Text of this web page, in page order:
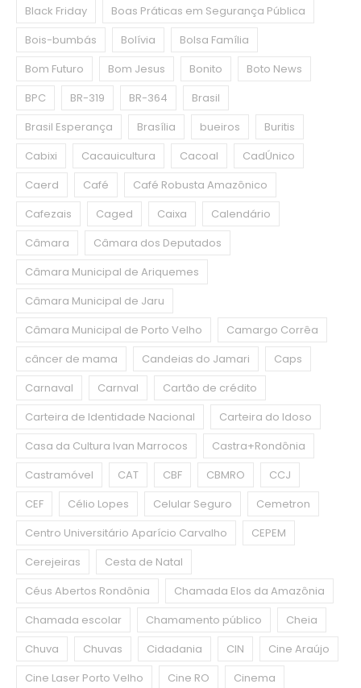
Black Friday
Boas Práticas em Segurança Pública
Bois-bumbás
Bolívia
Bolsa Família
Bom Futuro
Bom Jesus Bonito
Boto News
BPC
BR-319 BR-364
Brasil
Brasil Esperança
Brasília bueiros
Buritis
Cabixi
Cacauicultura Cacoal
CadÚnico
Caerd
Café
Café Robusta Amazônico
Cafezais
Caged Caixa
Calendário
Câmara
Câmara dos Deputados
Câmara Municipal de Ariquemes
Câmara Municipal de Jaru
Câmara Municipal de Porto Velho
Camargo Corrêa
câncer de mama
Candeias do Jamari
Caps
Carnaval
Carnval
Cartão de crédito
Carteira de Identidade Nacional
Carteira do Idoso
Casa da Cultura Ivan Marrocos
Castra+Rondônia
Castramóvel
CAT CBF CBMRO
CCJ
CEF
Célio Lopes Celular Seguro
Cemetron
Centro Universitário Aparício Carvalho
CEPEM
Cerejeiras
Cesta de Natal
Céus Abertos Rondônia
Chamada Elos da Amazônia
Chamada escolar
Chamamento público
Cheia
Chuva
Chuvas Cidadania CIN
Cine Araújo
Cine Laser Porto Velho
Cine RO
Cinema